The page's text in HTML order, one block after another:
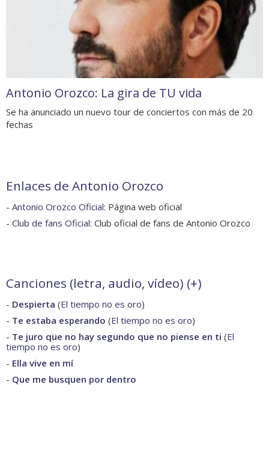
Antonio Orozco: La gira de TU vida
Se ha anunciado un nuevo tour de conciertos con más de 20
fechas
Enlaces de Antonio Orozco
- Antonio Orozco Oficial: Página web oficial
- Club de fans Oficial: Club oficial de fans de Antonio Orozco
Canciones (letra, audio, vídeo) (+)
- Despierta (El tiempo no es oro)
- Te estaba esperando (El tiempo no es oro)
- Te juro que no hay segundo que no piense en ti (El
tiempo no es oro)
- Ella vive en mí
- Que me busquen por dentro